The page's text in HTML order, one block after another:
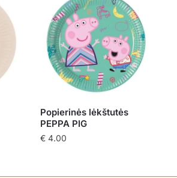
Popierinės lėkštutės
PEPPA PIG
€4.00